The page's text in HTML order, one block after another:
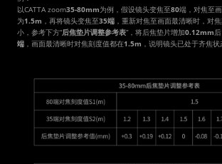
以CATTA zoom35-80mm为例，假设镜头变焦至80端，对焦至
为1.5m ，再将镜头变焦至35端 ，重新对焦至画面最清晰时，对
小，参考下方“后焦垫片调整参考表”，将后焦垫片增加0.12mm
端 ，画面最清晰时对焦刻度值都在1.5m ，说明镜头已处于齐焦